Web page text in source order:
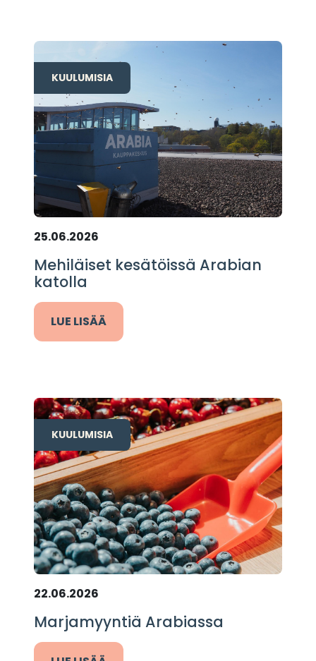
KUULUMISIA
25.06.2026
Mehiläiset kesätöissä Arabian
katolla
LUE LISÄÄ
KUULUMISIA
22.06.2026
Marjamyyntiä Arabiassa